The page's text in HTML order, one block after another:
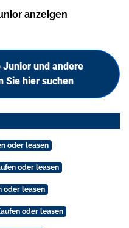
anzeigen
und andere
Sie hier suchen
oder leasen
oder leasen
oder leasen
oder leasen